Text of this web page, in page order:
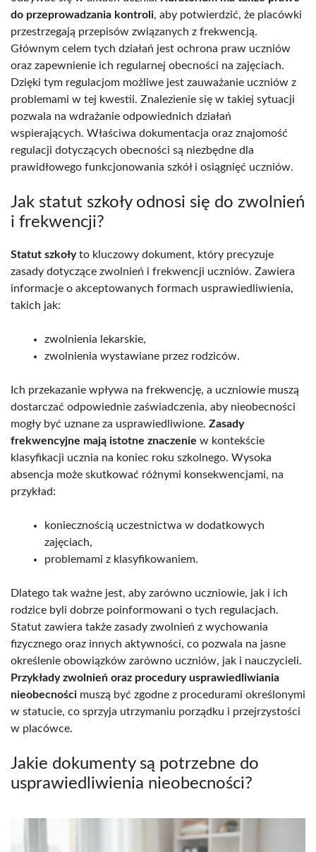
do przeprowadzania kontroli, aby potwierdzić, że placówki
przestrzegają przepisów związanych z frekwencją.
Głównym celem tych działań jest ochrona praw uczniów
oraz zapewnienie ich regularnej obecności na zajęciach.
Dzięki tym regulacjom możliwe jest zauważanie uczniów z
problemami w tej kwestii. Znalezienie się w takiej sytuacji
pozwala na wdrażanie odpowiednich działań
wspierających. Właściwa dokumentacja oraz znajomość
regulacji dotyczących obecności są niezbędne dla
prawidłowego funkcjonowania szkół i osiągnięć uczniów.
Jak statut szkoły odnosi się do zwolnień
i frekwencji?
Statut szkołyto kluczowy dokument, który precyzuje
zasady dotyczące zwolnień i frekwencji uczniów. Zawiera
informacje o akceptowanych formach usprawiedliwienia,
takich jak:
zwolnienia lekarskie,
zwolnienia wystawiane przez rodziców.
Ich przekazanie wpływa na frekwencję, a uczniowie muszą
dostarczać odpowiednie zaświadczenia, aby nieobecności
mogły być uznane za usprawiedliwione. Zasady
frekwencyjne mają istotne znaczenie w kontekście
klasyfikacji ucznia na koniec roku szkolnego. Wysoka
absencja może skutkować różnymi konsekwencjami, na
przykład:
koniecznością uczestnictwa w dodatkowych
zajęciach,
problemami z klasyfikowaniem.
Dlatego tak ważne jest, aby zarówno uczniowie, jak i ich
rodzice byli dobrze poinformowani o tych regulacjach.
Statut zawiera także zasady zwolnień z wychowania
fizycznego oraz innych aktywności, co pozwala na jasne
określenie obowiązków zarówno uczniów, jak i nauczycieli.
Przykłady zwolnień oraz procedury usprawiedliwiania
nieobecności muszą być zgodne z procedurami określonymi
w statucie, co sprzyja utrzymaniu porządku i przejrzystości
w placówce.
Jakie dokumenty są potrzebne do
usprawiedliwienia nieobecności?